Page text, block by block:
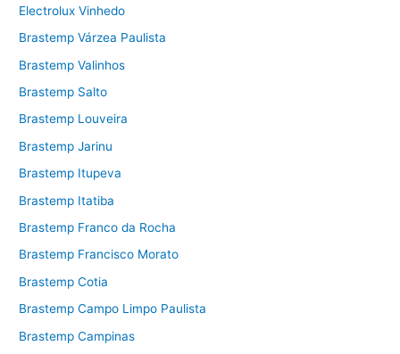
Electrolux Vinhedo
Brastemp Várzea Paulista
Brastemp Valinhos
Brastemp Salto
Brastemp Louveira
Brastemp Jarinu
Brastemp Itupeva
Brastemp Itatiba
Brastemp Franco da Rocha
Brastemp Francisco Morato
Brastemp Cotia
Brastemp Campo Limpo Paulista
Brastemp Campinas